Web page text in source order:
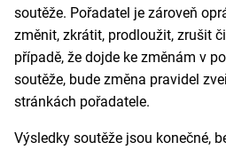
soutěže. Pořadatel je zároveň
změnit, zkrátit, prodloužit, zrušit
případě, že dojde ke změnám v
soutěže, bude změna pravidel
stránkách pořadatele.
Výsledky soutěže jsou konečné,